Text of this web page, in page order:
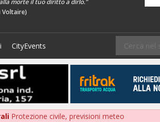
morte il tuo diritto a dirlo.”
Voltaire)
CityEvents
Protezione civile, previsioni meteo